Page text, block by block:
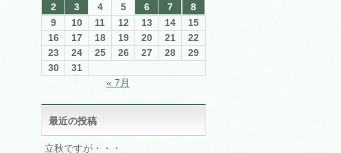
2
3 4 5 6 7
8
9
10 11 12 13 14
15
16
17 18 19 20 21
22
23
24 25 26 27 28
29
30
31
« 7月
最近の投稿
立秋ですが・・・